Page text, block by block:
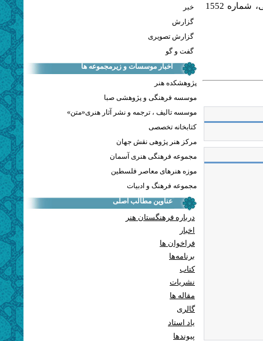
خبر
گزارش
گزارش تصویری
گفت و گو
اخبار موسسات و زیرمجموعه ها
پژوهشکده هنر
موسسه فرهنگی و پژوهشی صبا
موسسه تالیف ، ترجمه و نشر آثار هنری«متن»
کتابخانه تخصصی
مرکز هنر پژوهی نقش جهان
مجموعه فرهنگی هنری آسمان
موزه هنرهای معاصر فلسطین
مجموعه فرهنگ و ادبیات
عناوین مطالب اصلی
درباره فرهنگستان هنر
اخبار
فراخوان ها
برنامه‌ها
کتاب
نشریات
مقاله ها
گالری
یاد استاد
پيوندها
فرهنگستان هنر به نشانی خیابان ولی عصر(عج)، پایین‌تر از چهارراه طالقانی، شماره 1552